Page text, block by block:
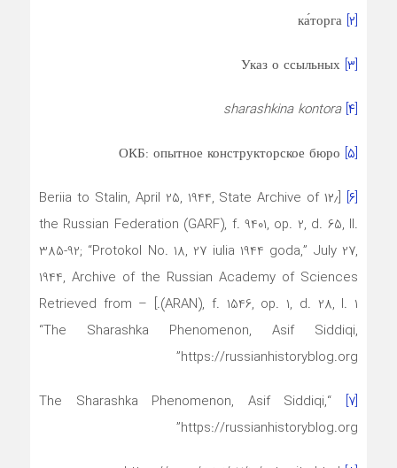
[۲]
[۳]
[۴] sharashkinakontora
[۵]
[۶]
[۱۲٫ Beriia to Stalin, April 25, 1944, State Archive of
the Russian Federation (GARF), f. 9401, op. 2, d. 65, ll.
385-92; “Protokol No. 18, 27 iulia 1944 goda,” July 27,
1944, Archive of the Russian Academy of Sciences
(ARAN), f. 1546, op. 1, d. 28, l. 1.] – Retrieved from
“The Sharashka Phenomenon, Asif Siddiqi,
https://russianhistoryblog.org”
[۷]
“The Sharashka Phenomenon, Asif Siddiqi,
https://russianhistoryblog.org”